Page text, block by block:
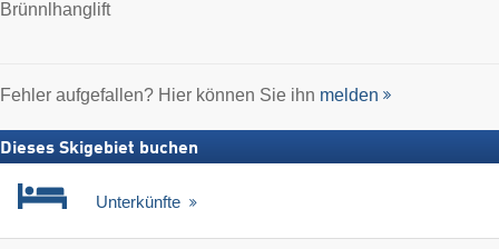
Brünnlhanglift
Fehler aufgefallen? Hier können Sie ihn melden
Dieses Skigebiet buchen
Unterkünfte